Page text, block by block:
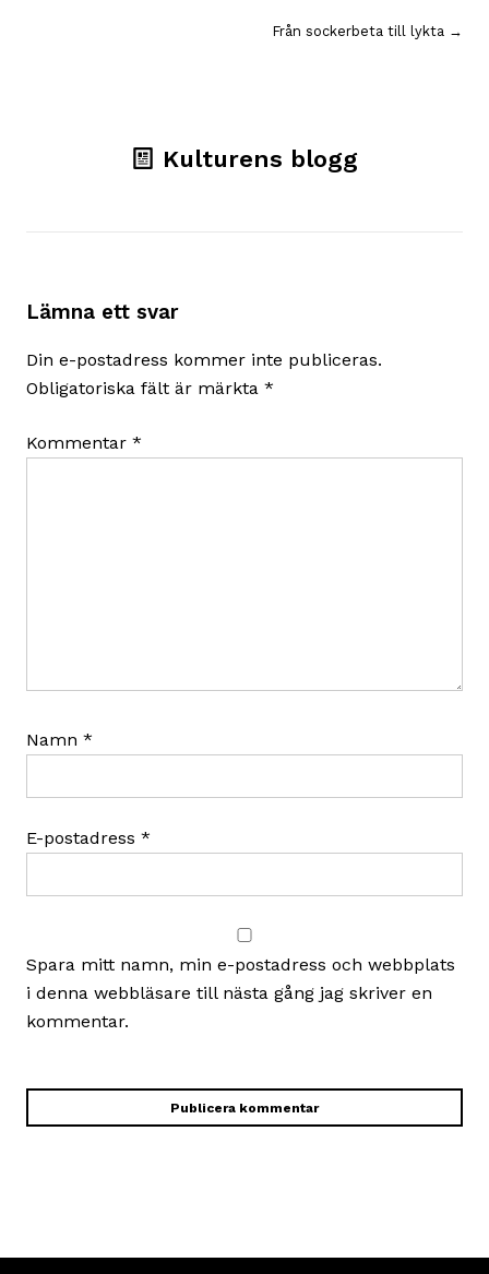
Från sockerbeta till lykta →
Kulturens blogg
Lämna ett svar
Din e-postadress kommer inte publiceras.
Obligatoriska fält är märkta *
Kommentar *
Namn *
E-postadress *
Spara mitt namn, min e-postadress och webbplats
i denna webbläsare till nästa gång jag skriver en
kommentar.